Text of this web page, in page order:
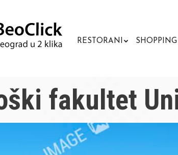
RESTORANI SHOPPING
fakultet